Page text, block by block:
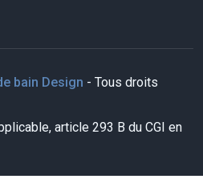
bain Design - Tous droits
article 293 B du CGI en